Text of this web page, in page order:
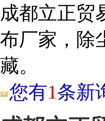
成都立正贸
布厂家，除
藏。
您有1条新